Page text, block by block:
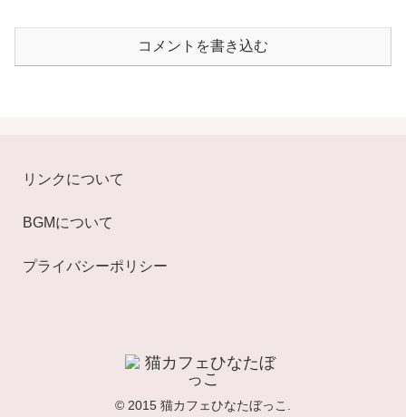
コメントを書き込む
リンクについて
BGMについて
プライバシーポリシー
© 2015 猫カフェひなたぼっこ.